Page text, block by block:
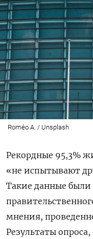
Roméo A. / Unsplash
Рекордные 95,3%
«не испытывают
Такие данные были
мнения,
Результаты